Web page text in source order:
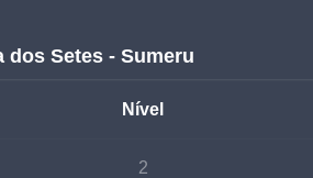
dos Setes - Sumeru
Nível
2